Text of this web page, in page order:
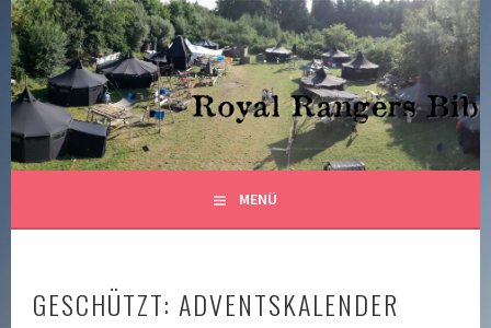
Springe
zum
InhaltROYAL RANGERS STAMM 82
CHRISTLICHE PFADFINDER BIBERACH
MENÜ
GESCHÜTZT: ADVENTSKALENDER